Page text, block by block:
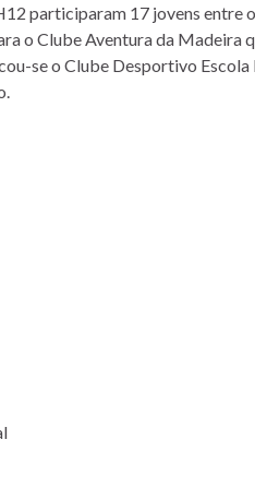
participaram 17 jovens entre
o Clube Aventura da Madeira
se o Clube Desportivo